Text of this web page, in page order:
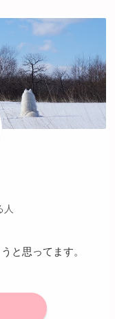
人
と思ってます。